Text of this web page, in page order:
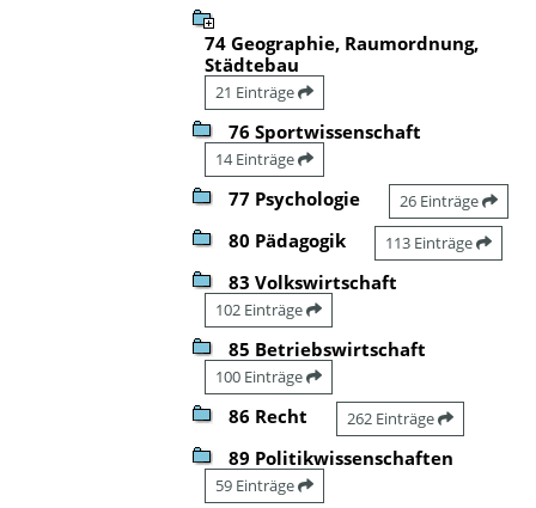
74 Geographie, Raumordnung,
Städtebau
21 Einträge
76 Sportwissenschaft
14 Einträge
77 Psychologie 26 Einträge
80 Pädagogik 113 Einträge
83 Volkswirtschaft
102 Einträge
85 Betriebswirtschaft
100 Einträge
86 Recht 262 Einträge
89 Politikwissenschaften
59 Einträge